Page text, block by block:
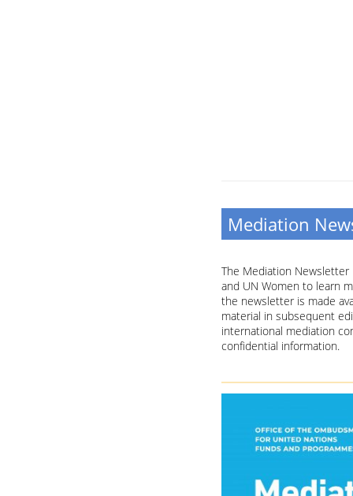
Mediation
The Mediation Newsletter
and UN Women to learn
the newsletter is made
material in subsequent
international mediation
confidential information.